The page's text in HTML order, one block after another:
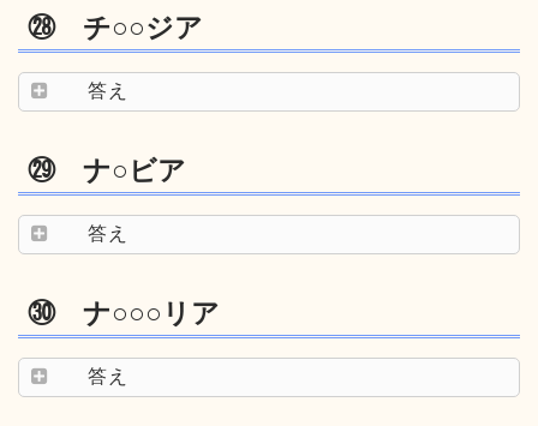
㉘ チ○○ジア
答え
㉙ ナ○ビア
答え
㉚ ナ○○○リア
答え